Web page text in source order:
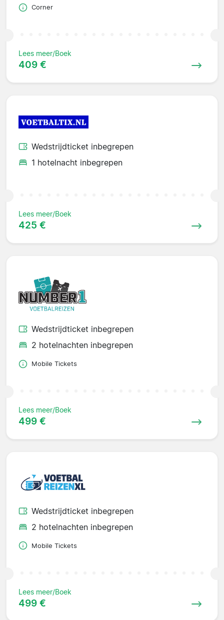
Corner
Lees meer/Boek
409 €
Wedstrijdticket inbegrepen
1 hotelnacht inbegrepen
Lees meer/Boek
425 €
Wedstrijdticket inbegrepen
2 hotelnachten inbegrepen
Mobile Tickets
Lees meer/Boek
499 €
Wedstrijdticket inbegrepen
2 hotelnachten inbegrepen
Mobile Tickets
Lees meer/Boek
499 €